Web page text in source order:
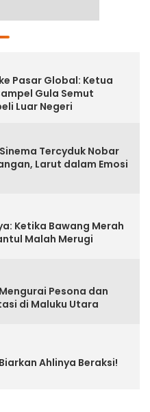
Pasar Global: Ketua
Gula Semut
Luar Negeri
Tercyduk Nobar
Larut dalam Emosi
Ketika Bawang Merah
Malah Merugi
Pesona dan
di Maluku Utara
Ahlinya Beraksi!